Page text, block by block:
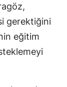
gerektiğini
eğitim